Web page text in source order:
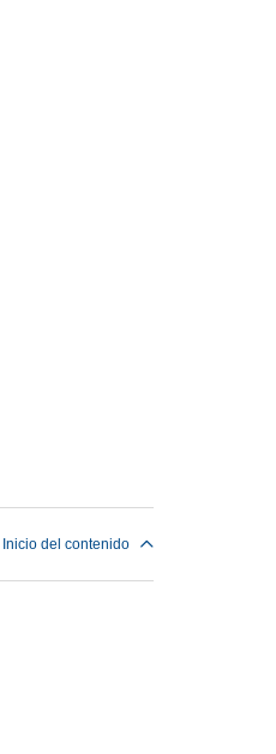
Inicio del contenido